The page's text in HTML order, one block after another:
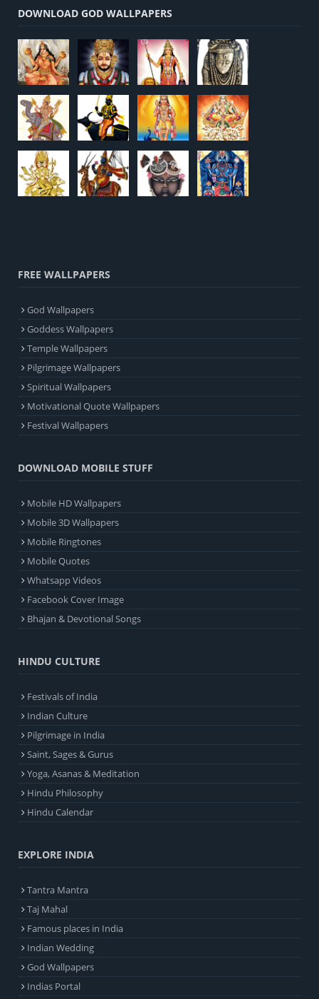
DOWNLOAD GOD WALLPAPERS
FREE WALLPAPERS
God Wallpapers
Goddess Wallpapers
Temple Wallpapers
Pilgrimage Wallpapers
Spiritual Wallpapers
Motivational Quote Wallpapers
Festival Wallpapers
DOWNLOAD MOBILE STUFF
Mobile HD Wallpapers
Mobile 3D Wallpapers
Mobile Ringtones
Mobile Quotes
Whatsapp Videos
Facebook Cover Image
Bhajan & Devotional Songs
HINDU CULTURE
Festivals of India
Indian Culture
Pilgrimage in India
Saint, Sages & Gurus
Yoga, Asanas & Meditation
Hindu Philosophy
Hindu Calendar
EXPLORE INDIA
Tantra Mantra
Taj Mahal
Famous places in India
Indian Wedding
God Wallpapers
Indias Portal